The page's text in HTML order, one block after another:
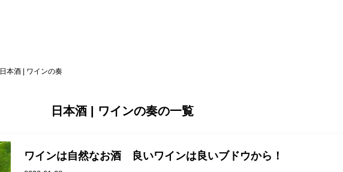
日本酒 | ワインの奏
日本酒 | ワインの奏の一覧
ワインは自然なお酒 良いワインは良いブドウから！